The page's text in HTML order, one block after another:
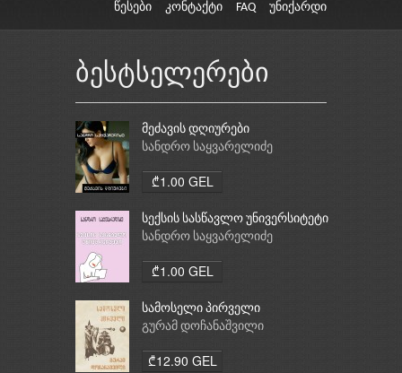
წესები კონტაქტი FAQ უნიქარდი
ბესტსელერები
მეძავის დღიურები
სანდრო საყვარელიძე
₾1.00 GEL
სექსის სასწავლო უნივერსიტეტი
სანდრო საყვარელიძე
₾1.00 GEL
სამოსელი პირველი
გურამ დოჩანაშვილი
₾12.90 GEL